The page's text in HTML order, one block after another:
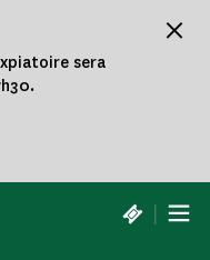
sera
|